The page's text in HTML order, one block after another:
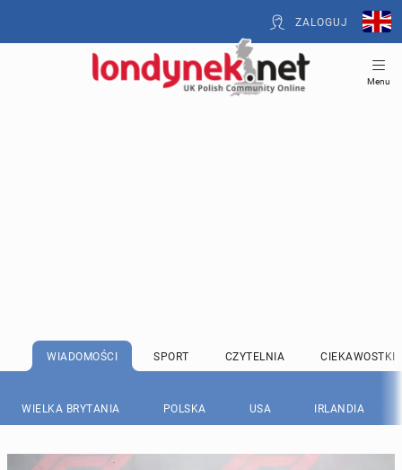
ZALOGUJ
Menu
WIADOMOŚCI SPORT CZYTELNIA CIEKAWOSTKI
WIELKA BRYTANIA POLSKA USA IRLANDIA